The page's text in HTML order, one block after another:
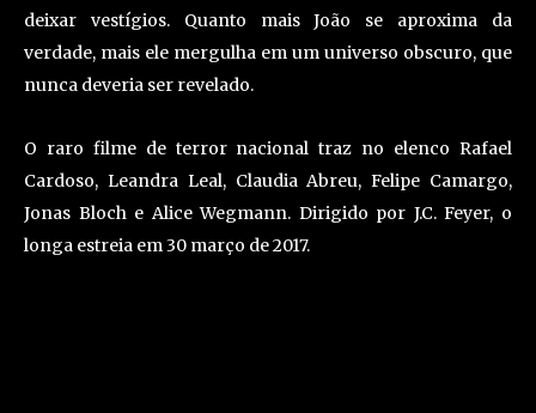
deixar vestígios. Quanto mais João se aproxima da
verdade, mais ele mergulha em um universo obscuro, que
nunca deveria ser revelado.
O raro filme de terror nacional traz no elenco Rafael
Cardoso, Leandra Leal, Claudia Abreu, Felipe Camargo,
Jonas Bloch e Alice Wegmann. Dirigido por J.C. Feyer, o
longa estreia em 30 março de 2017.